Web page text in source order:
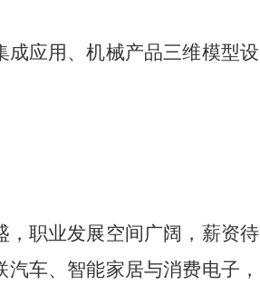
应用、机械产品三维模型设
职业发展空间广阔，薪资待
车、智能家居与消费电子，